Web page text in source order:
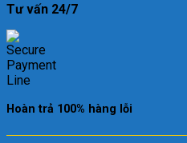
Tư vấn 24/7
Hoàn trả 100% hàng lỗi